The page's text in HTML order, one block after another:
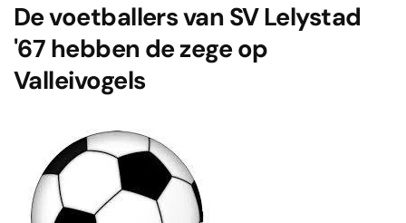
De voetballers van SV Lelystad
'67 hebben de zege op
Valleivogels